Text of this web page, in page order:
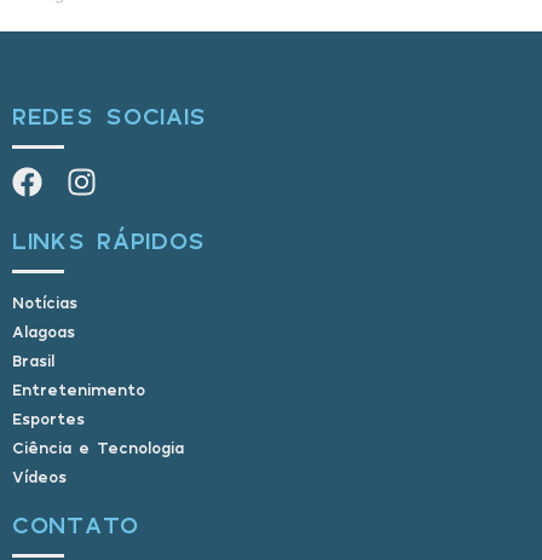
REDES SOCIAIS
LINKS RÁPIDOS
Notícias
Alagoas
Brasil
Entretenimento
Esportes
Ciência e Tecnologia
Vídeos
CONTATO